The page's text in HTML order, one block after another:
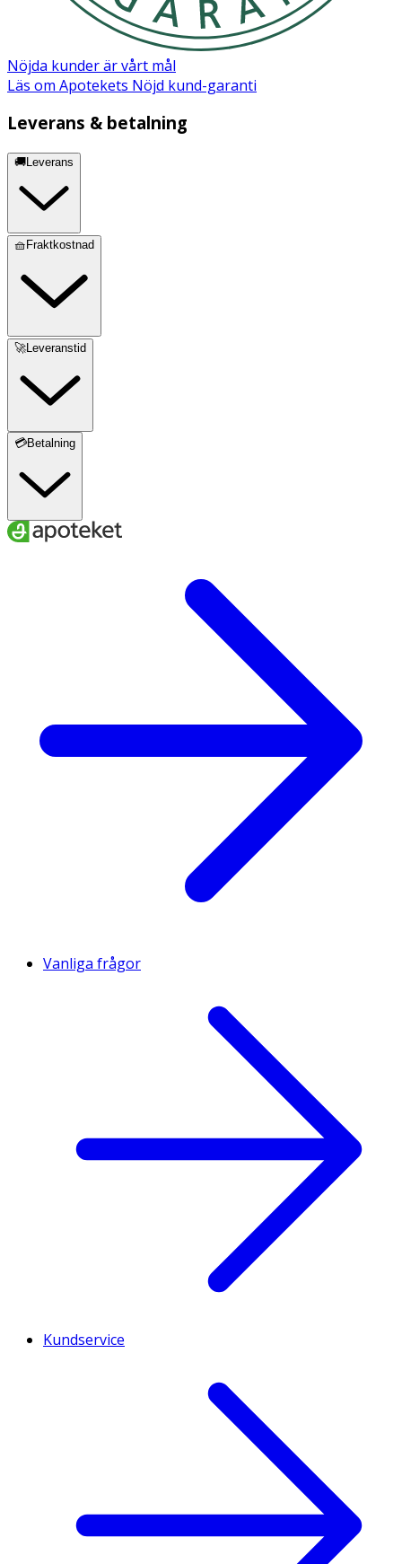
Nöjda kunder är vårt mål
Läs om Apotekets Nöjd kund-garanti
Leverans & betalning
🚚Leverans
🧺Fraktkostnad
🚀Leveranstid
💳Betalning
Vanliga frågor
Kundservice